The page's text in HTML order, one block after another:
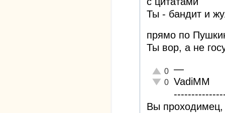
Ты - бандит и
прямо по
Ты вор, а не
Отлично!
0
Неадекватно!
0
—
VadiMM
Вы проходимец,